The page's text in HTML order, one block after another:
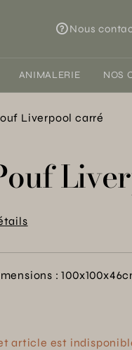
Nous
ANIMALERIE NOS
Liverpool carré
:
article est